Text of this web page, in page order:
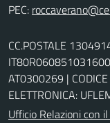
PEC:
CC.POSTALE
AT0300269 | CODICE
ELETTRONICA:
Ufficio Relazioni con